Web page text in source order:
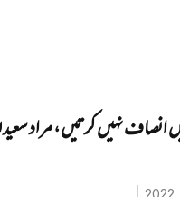
انصاف نہیں کرتیں، مراد